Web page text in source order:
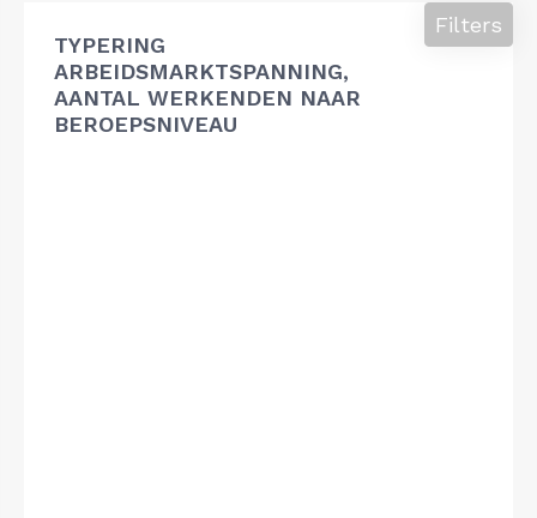
TYPERING
ARBEIDSMARKTSPANNING,
AANTAL WERKENDEN NAAR
BEROEPSNIVEAU
Filters